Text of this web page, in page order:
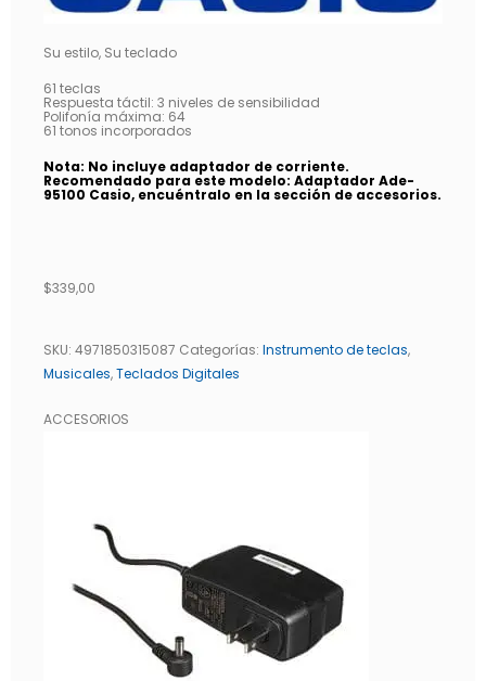
Su estilo, Su teclado
61 teclas
Respuesta táctil: 3 niveles de sensibilidad
Polifonía máxima: 64
61 tonos incorporados
Nota: No incluye adaptador de corriente.
Recomendado para este modelo: Adaptador Ade-
95100 Casio, encuéntralo en la sección de accesorios.
$339,00
SKU: 4971850315087 Categorías: Instrumento de teclas,
Musicales,Teclados Digitales
ACCESORIOS